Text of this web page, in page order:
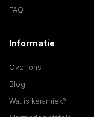
FAQ
Informatie
Over ons
Blog
Wat is keramiek?